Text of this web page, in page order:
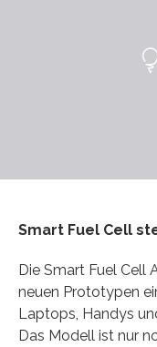
Smart Fuel Cell
Die Smart Fuel Cell
neuen Prototypen
Laptops, Handys
Das Modell ist nur